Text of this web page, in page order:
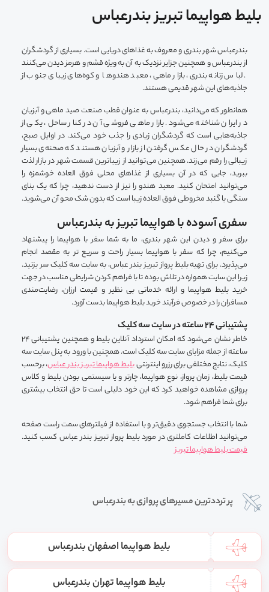
بلیط هواپیما تبریز بندرعباس
بندرعباس شهر بندری و معروف به غذاهای دریایی است. بسیاری از گردشگران
از بندرعباس و همچنین جزایر نزدیک به آن به ویژه قشم و هرمز دیدن می‌کنند
. لباس زنانه بندری، بازار ماهی، معبد هندوها و کوه‌های زیبای جنوب از
جاذبه‌های این شهر قدیمی هستند.
همانطور که می‌دانید، بندرعباس به عنوان قطب صنعت صید ماهی و آبزیان
در ایران شناخته می‌شود. بازار ماهی فروشی آن در کنار ساحل، یکی از
جاذبه‌هایی است که گردشگران زیادی را جذب خود می‌کند. در اوایل صبح،
گردشگران در حال عکس گرفتن از بازار و آبزیان هستند که صحنه‌ی بسیار
زیبائی را رقم می‌زند. همچنین می‌توانید از زیباترین قسمت شهر در بازار لذت
ببرید، جایی که در آن بسیاری از غذاهای محلی فوق العاده خوشمزه را
می‌توانید امتحان کنید. معبد هندو را نیز از دست ندهید، چرا که یک بنای
سنگی با گنبد مخروطی فوق العاده زیبا است که بدون شک محو آن می‌شوید.
سفری آسوده با هواپیما تبریز به بندرعباس
برای سفر و دیدن این شهر بندری، ما به شما سفر با هواپیما را پیشنهاد
می‌کنیم، چرا که سفر با هواپیما بسیار راحت و سریع تر به مقصد انجام
می‌پذیرد. برای تهیه بلیط پرواز تبریز بندر عباس، به سایت سه کلیک سر بزنید.
زیرا این سایت همواره در تلاش بوده تا با فراهم کردن شرایطی مناسب در جهت
خرید بلیط هواپیما و ارائه خدماتی بی نظیر و قیمت ارزان، رضایت‌مندی
مسافران را در خصوص فرآیند خرید بلیط هواپیما بدست آورد.
پشتیبانی 24 ساعته در سایت سه کلیک
خاطر نشان می‌شود که امکان استرداد آنلاین بلیط و همچنین پشتیبانی 24
ساعته از جمله مزایای سایت سه کلیک است. همچنین با ورود به پنل سایت سه
کلیک، نتایج مختلفی برای رزرو اینترنتیبلیط هواپیما تبریز بندر عباس، برحسب
قیمت بلیط، زمان پرواز، نوع هواپیما، چارتر و یا سیستمی بودن بلیط و کلاس
پروازی مشاهده خواهید کرد که این خود دلیلی است تا حق انتخاب بیشتری
برای شما فراهم شود.
شما با انتخاب جستجوی دقیق‌تر و با استفاده از فیلترهای سمت راست صفحه
می‌توانید اطلاعات کاملتری در مورد بلیط پرواز تبریز بندر عباس کسب کنید.
قیمت بلیط هواپیما تبریز
پر ترددترین مسیرهای پروازی به بندرعباس
بلیط هواپیما اصفهان بندرعباس
بلیط هواپیما تهران بندرعباس